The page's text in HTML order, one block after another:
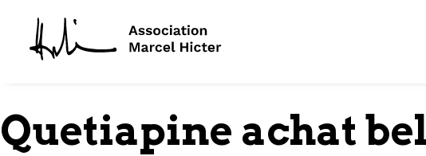
Quetiapine achat